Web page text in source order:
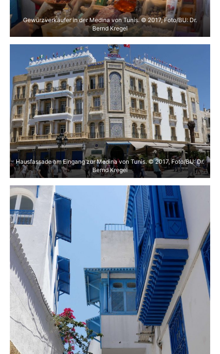
Gewürzverkäufer in der Medina von Tunis. © 2017, Foto/BU: Dr.
Bernd Kregel
Hausfassade am Eingang zur Medina von Tunis. © 2017, Foto/BU: Dr.
Bernd Kregel